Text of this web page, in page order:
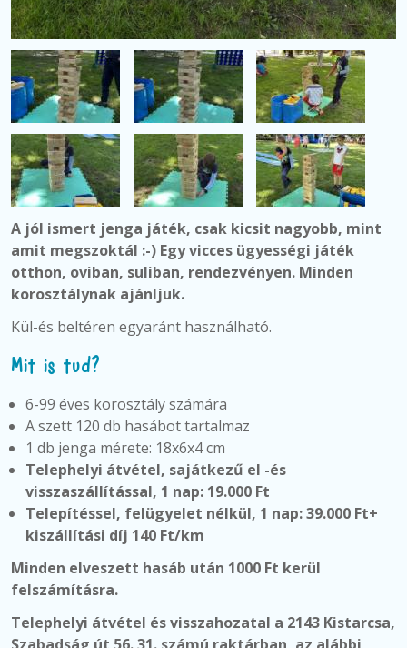
A jól ismert jenga játék, csak kicsit nagyobb, mint
amit megszoktál :-) Egy vicces ügyességi játék
otthon, oviban, suliban, rendezvényen. Minden
korosztálynak ajánljuk.
Kül-és beltéren egyaránt használható.
Mit is tud?
6-99 éves korosztály számára
A szett 120 db hasábot tartalmaz
1 db jenga mérete: 18x6x4 cm
Telephelyi átvétel, sajátkezű el -és
visszaszállítással, 1 nap: 19.000 Ft
Telepítéssel, felügyelet nélkül, 1 nap: 39.000 Ft+
kiszállítási díj 140 Ft/km
Minden elveszett hasáb után 1000 Ft kerül
felszámításra.
Telephelyi átvétel és visszahozatal a 2143 Kistarcsa,